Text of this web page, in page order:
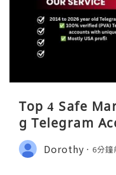
Top 4 Safe
g Telegram
Dorothy 6分鐘